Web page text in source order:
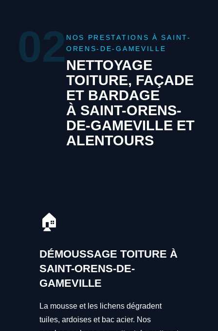
02 NOS PRESTATIONS À SAINT-
ORENS-DE-GAMEVILLE
NETTOYAGE
TOITURE, FAÇADE
ET BARDAGE
À SAINT-ORENS-
DE-GAMEVILLE ET
ALENTOURS
🏠
DÉMOUSSAGE TOITURE À
SAINT-ORENS-DE-
GAMEVILLE
La mousse et les lichens dégradent
tuiles, ardoises et bac acier. Nos